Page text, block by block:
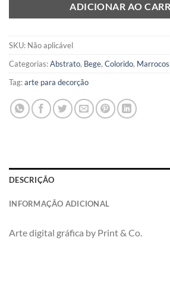
ADICIONAR AO
SKU: Não aplicável
Categorias:Abstrato, Bege, Colorido, Marrocos,
Tag:arte para decorção
DESCRIÇÃO
INFORMAÇÃO ADICIONAL
Arte digital gráfica by Print & Co.